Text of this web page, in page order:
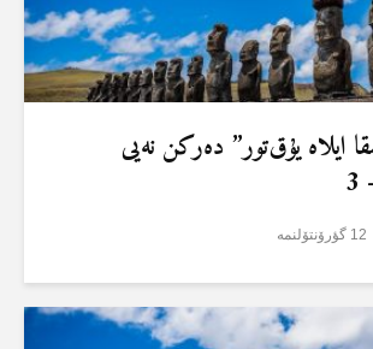
ایلاە یۇق‌تور” دەرکن نەیی
12 گؤرۆنتۆلنمە